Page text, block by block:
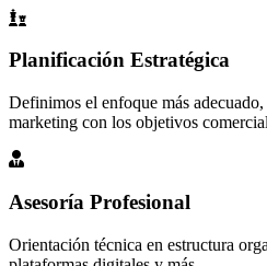
Planificación Estratégica
Definimos el enfoque más
marketing con los objetivos
Asesoría Profesional
Orientación técnica en estructura